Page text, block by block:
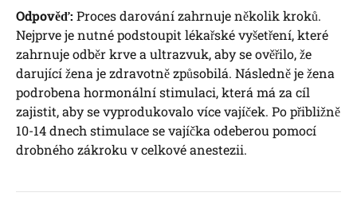
Odpověď: Proces darování zahrnuje několik kroků.
Nejprve je⁣ nutné podstoupit ⁢lékařské vyšetření,‍ které
zahrnuje odběr krve a ultrazvuk, aby ‍se ‌ověřilo, ⁢že
darující žena je zdravotně způsobilá. Následně je žena
podrobena‍ hormonální stimulaci, ‌která má za cíl
zajistit, aby se vyprodukovalo více vajíček. Po přibližně
10-14 dnech ⁢stimulace se vajíčka odeberou pomocí⁣
drobného zákroku v celkové‌ anestezii.